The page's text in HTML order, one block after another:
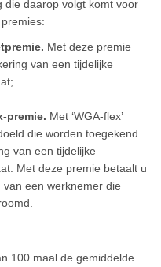
die daarop volgt komt voor
Met deze premie
van een tijdelijke
premie. Met ‘WGA-flex’
die worden toegekend
van een tijdelijke
Met deze premie betaalt u
een werknemer die
100 maal de gemiddelde